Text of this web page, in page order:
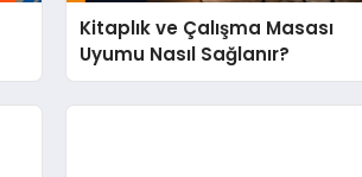
Kitaplık ve Çalışma Masası
Uyumu Nasıl Sağlanır?